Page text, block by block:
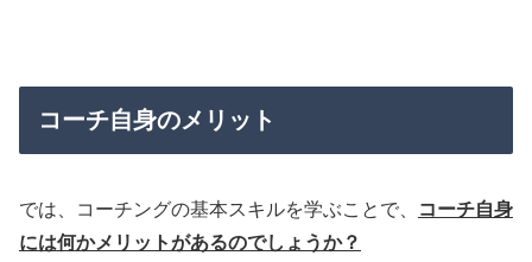
コーチ自身のメリット
では、コーチングの基本スキルを学ぶことで、
コーチ自身
には何かメリットがあるのでしょうか？